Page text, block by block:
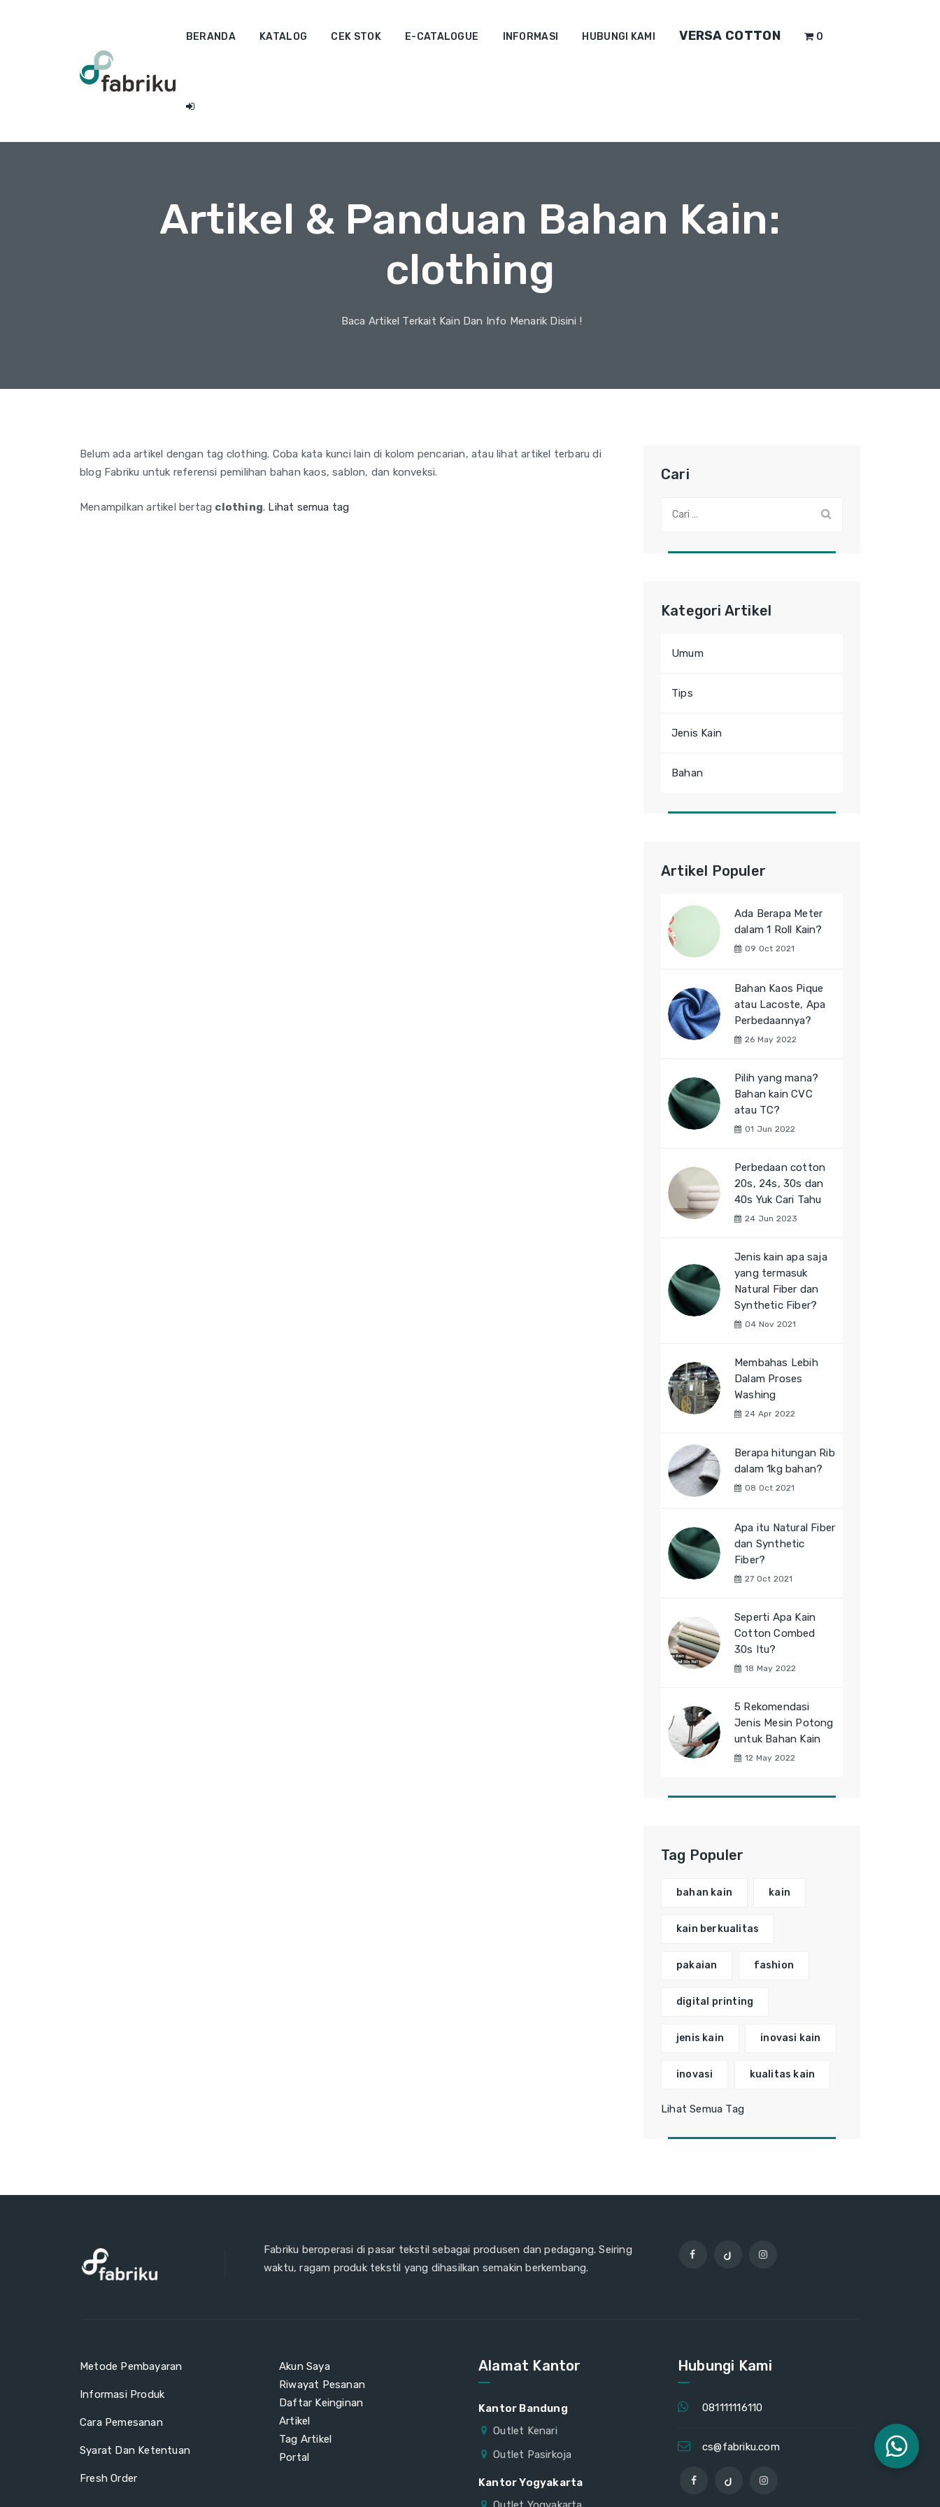
BERANDA KATALOG CEK STOK E-CATALOGUE INFORMASI HUBUNGI KAMI VERSA COTTON 0
Artikel & Panduan Bahan Kain:
clothing
Baca Artikel Terkait Kain Dan Info Menarik Disini !
Belum ada artikel dengan tag clothing. Coba kata kunci lain di kolom pencarian, atau lihat artikel terbaru di
blog Fabriku untuk referensi pemilihan bahan kaos, sablon, dan konveksi.
Menampilkan artikel bertag clothing. Lihat semua tag
Cari
Kategori Artikel
Umum
Tips
Jenis Kain
Bahan
Artikel Populer
Ada Berapa Meter
dalam 1 Roll Kain?
09 Oct 2021
Bahan Kaos Pique
atau Lacoste, Apa
Perbedaannya?
26 May 2022
Pilih yang mana?
Bahan kain CVC
atau TC?
01 Jun 2022
Perbedaan cotton
20s, 24s, 30s dan
40s Yuk Cari Tahu
24 Jun 2023
Jenis kain apa saja
yang termasuk
Natural Fiber dan
Synthetic Fiber?
04 Nov 2021
Membahas Lebih
Dalam Proses
Washing
24 Apr 2022
Berapa hitungan Rib
dalam 1kg bahan?
08 Oct 2021
Apa itu Natural Fiber
dan Synthetic
Fiber?
27 Oct 2021
Seperti Apa Kain
Cotton Combed
30s Itu?
18 May 2022
5 Rekomendasi
Jenis Mesin Potong
untuk Bahan Kain
12 May 2022
Tag Populer
bahan kain kain
kain berkualitas
pakaian fashion
digital printing
jenis kain inovasi kain
inovasi kualitas kain
Lihat Semua Tag
Fabriku beroperasi di pasar tekstil sebagai produsen dan pedagang. Seiring
waktu, ragam produk tekstil yang dihasilkan semakin berkembang.
Metode Pembayaran
Informasi Produk
Cara Pemesanan
Syarat Dan Ketentuan
Fresh Order
Akun Saya
Riwayat Pesanan
Daftar Keinginan
Artikel
Tag Artikel
Portal
Alamat Kantor
Kantor Bandung
Outlet Kenari
Outlet Pasirkoja
Kantor Yogyakarta
Hubungi Kami
081111116110
cs@fabriku.com